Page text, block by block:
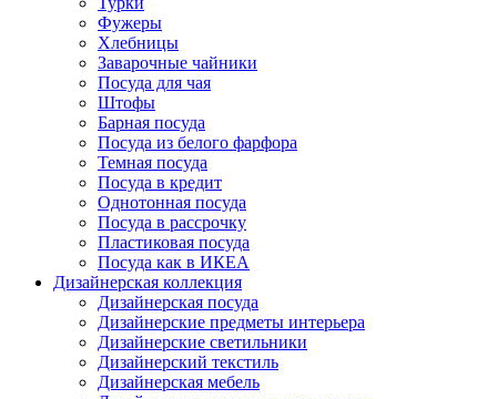
Фужеры
Хлебницы
Заварочные чайники
Посуда для чая
Штофы
Барная посуда
Посуда из белого фарфора
Темная посуда
Посуда в кредит
Однотонная посуда
Посуда в рассрочку
Пластиковая посуда
Посуда как в ИКЕА
Дизайнерская коллекция
Дизайнерская посуда
Дизайнерские предметы интерьера
Дизайнерские светильники
Дизайнерский текстиль
Дизайнерская мебель